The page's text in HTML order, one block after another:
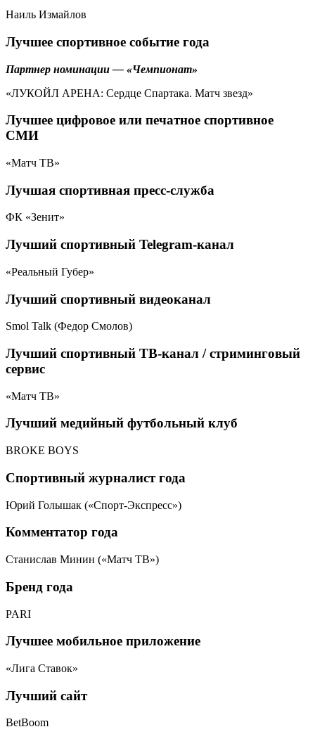
Наиль Измайлов
Лучшее спортивное событие года
Партнер номинации — «Чемпионат»
«ЛУКОЙЛ АРЕНА: Сердце Спартака. Матч звезд»
Лучшее цифровое или печатное спортивное
СМИ
«Матч ТВ»
Лучшая спортивная пресс-служба
ФК «Зенит»
Лучший спортивный Telegram-канал
«Реальный Губер»
Лучший спортивный видеоканал
Smol Talk (Федор Смолов)
Лучший спортивный ТВ-канал / стриминговый
сервис
«Матч ТВ»
Лучший медийный футбольный клуб
BROKE BOYS
Спортивный журналист года
Юрий Голышак («Спорт-Экспресс»)
Комментатор года
Станислав Минин («Матч ТВ»)
Бренд года
PARI
Лучшее мобильное приложение
«Лига Ставок»
Лучший сайт
BetBoom